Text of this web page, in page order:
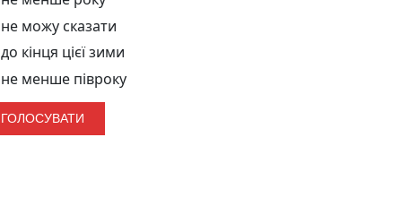
можу сказати
кінця цієї зими
менше півроку